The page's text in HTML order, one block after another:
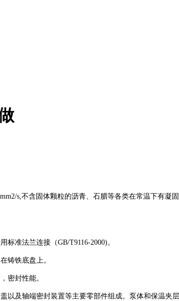
s,不含固体颗粒的沥青、石腊等各类在常温下有
准法兰连接（GB/T9116-2000)。
铸铁底盘上。
密封性能。
以及轴端密封装置等主要零部件组成。泵体和保温